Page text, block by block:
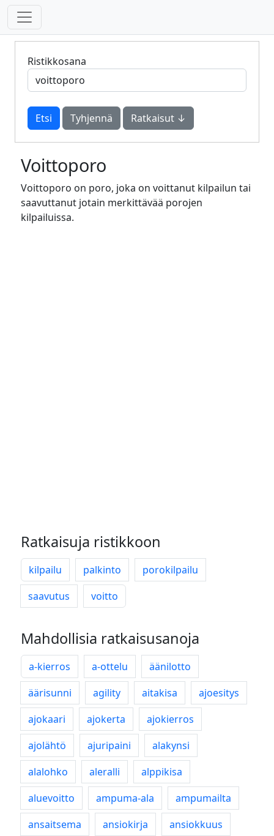
Ristikkosana
Tyhjennä Ratkaisut ↓
Voittoporo
Voittoporo on poro, joka on voittanut kilpailun tai
saavuttanut jotain merkittävää porojen
kilpailuissa.
Ratkaisuja ristikkoon
kilpailu palkinto
porokilpailu
saavutus
voitto
Mahdollisia ratkaisusanoja
a-kierros a-ottelu
äänilotto
äärisunni
agility aitakisa
ajoesitys
ajokaari
ajokerta
ajokierros
ajolähtö
ajuripaini
alakynsi
alalohko
aleralli
alppikisa
aluevoitto
ampuma-ala
ampumailta
ansaitsema
ansiokirja
ansiokkuus